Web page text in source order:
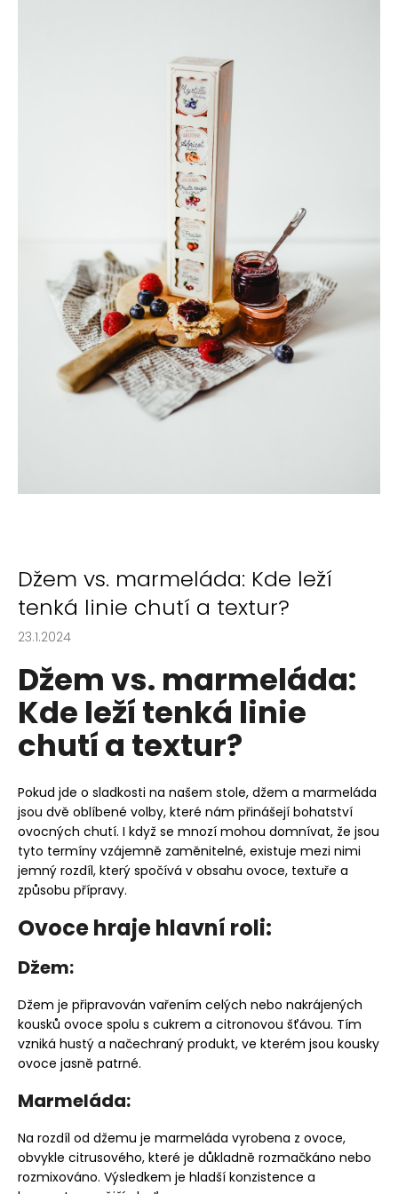
Džem vs. marmeláda: Kde leží
tenká linie chutí a textur?
23.1.2024
Džem vs. marmeláda:
Kde leží tenká linie
chutí a textur?
Pokud jde o sladkosti na našem stole, džem a marmeláda
jsou dvě oblíbené volby, které nám přinášejí bohatství
ovocných chutí. I když se mnozí mohou domnívat, že jsou
tyto termíny vzájemně zaměnitelné, existuje mezi nimi
jemný rozdíl, který spočívá v obsahu ovoce, textuře a
způsobu přípravy.
Ovoce hraje hlavní roli:
Džem:
Džem je připravován vařením celých nebo nakrájených
kousků ovoce spolu s cukrem a citronovou šťávou. Tím
vzniká hustý a načechraný produkt, ve kterém jsou kousky
ovoce jasně patrné.
Marmeláda:
Na rozdíl od džemu je marmeláda vyrobena z ovoce,
obvykle citrusového, které je důkladně rozmačkáno nebo
rozmixováno. Výsledkem je hladší konzistence a